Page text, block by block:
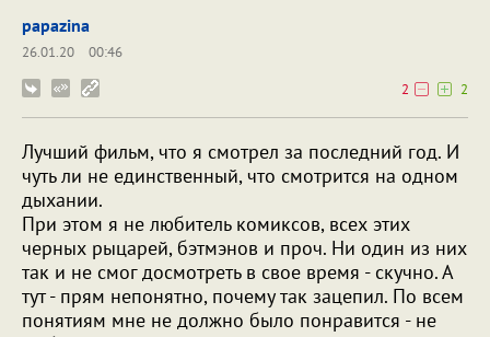
papazina
26.01.20
00:46
2
2
Лучший фильм, что я смотрел за последний год. И
чуть ли не единственный, что смотрится на одном
дыхании.
При этом я не любитель комиксов, всех этих
черных рыцарей, бэтмэнов и проч. Ни один из них
так и не смог досмотреть в свое время - скучно. А
тут - прям непонятно, почему так зацепил. По всем
понятиям мне не должно было понравится - не